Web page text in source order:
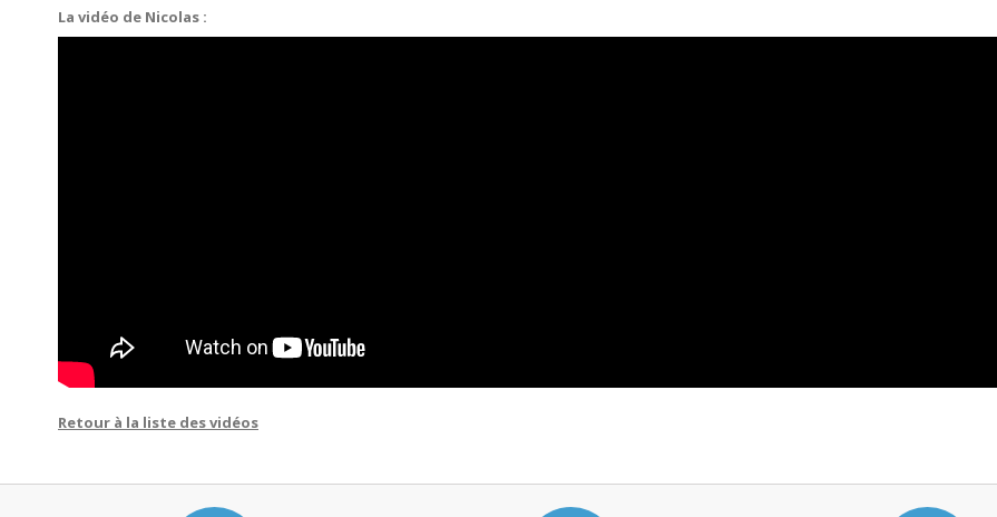
La vidéo de Nicolas :
Retour à la liste des vidéos